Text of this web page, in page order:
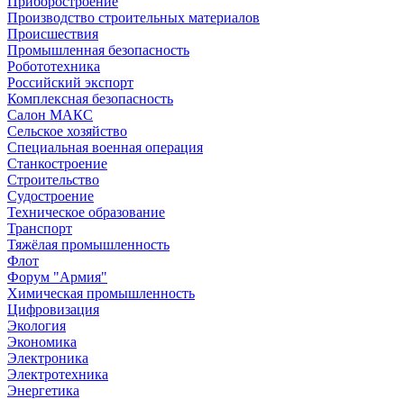
Производство строительных материалов
Происшествия
Промышленная безопасность
Робототехника
Российский экспорт
Комплексная безопасность
Салон МАКС
Сельское хозяйство
Специальная военная операция
Станкостроение
Строительство
Судостроение
Техническое образование
Транспорт
Тяжёлая промышленность
Флот
Форум "Армия"
Химическая промышленность
Цифровизация
Экология
Экономика
Электроника
Электротехника
Энергетика